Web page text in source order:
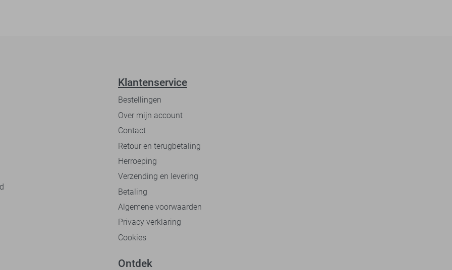
Klantenservice
Bestellingen
Over mijn account
Contact
Retour en terugbetaling
Herroeping
Verzending en levering
Betaling
Algemene voorwaarden
Privacy verklaring
Cookies
Ontdek